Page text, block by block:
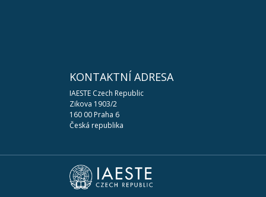
KONTAKTNÍ ADRESA
IAESTE Czech Republic
Zikova 1903/2
160 00 Praha 6
Česká republika